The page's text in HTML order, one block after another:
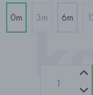
0m 3m 6m